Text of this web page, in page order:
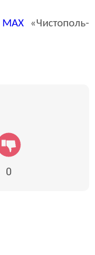
MAX«Чистополь-
0